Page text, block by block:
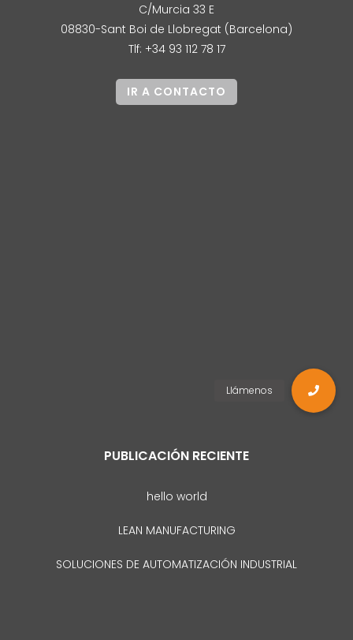
C/Murcia 33 E
08830-Sant Boi de Llobregat (Barcelona)
Tlf: +34 93 112 78 17
IR A CONTACTO
PUBLICACIÓN RECIENTE
hello world
LEAN MANUFACTURING
SOLUCIONES DE AUTOMATIZACIÓN INDUSTRIAL